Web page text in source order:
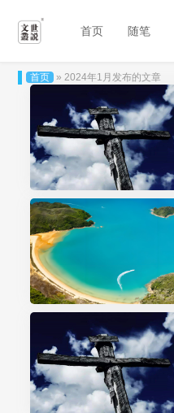
首页 随笔
首页 » 2024年1月发布的文章